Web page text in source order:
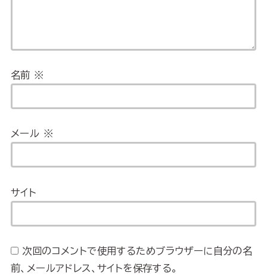
名前 ※
メール ※
サイト
次回のコメントで使用するためブラウザーに自分の名
前、メールアドレス、サイトを保存する。